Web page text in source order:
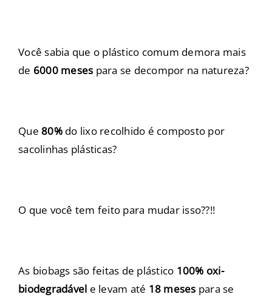
Você sabia que o plástico comum demora mais
de 6000 meses para se decompor na natureza?
Que 80%do lixo recolhido é composto por
sacolinhas plásticas?
O que você tem feito para mudar isso??!!
As biobags são feitas de plástico 100% oxi-
biodegradável e levam até 18 meses para se